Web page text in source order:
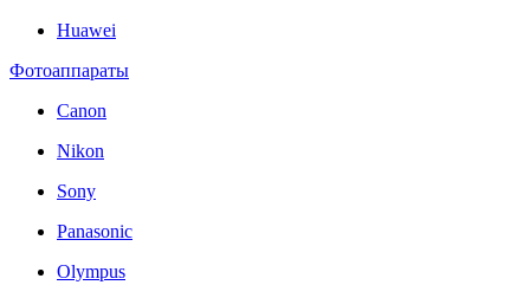
Huawei
Фотоаппараты
Canon
Nikon
Sony
Panasonic
Olympus